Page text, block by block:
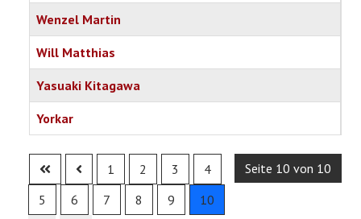
Wenzel Martin
Will Matthias
Yasuaki Kitagawa
Yorkar
Seite 10 von 10
1 2 3
4
5
6 7 8 9 10